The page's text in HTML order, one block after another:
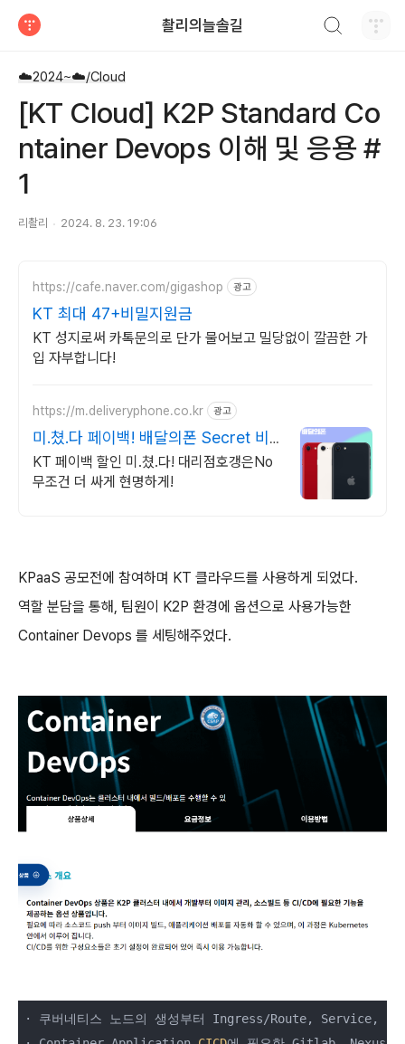
촬리의늘솔길
☁️2024~☁️/Cloud
[KT Cloud] K2P Standard Co
ntainer Devops 이해 및 응용 #
1
리촬리 2024. 8. 23. 19:06
https://cafe.naver.com/gigashop 광고
KT 최대 47+비밀지원금
KT 성지로써 카톡문의로 단가 물어보고 밀당없이 깔끔한 가
입 자부합니다!
https://m.deliveryphone.co.kr 광고
미.쳤.다 페이백! 배달의폰 Secret 비
밀지원금!
KT 페이백 할인 미.쳤.다! 대리점호갱은No
무조건 더 싸게 현명하게!
KPaaS 공모전에 참여하며 KT 클라우드를 사용하게 되었다.
역할 분담을 통해, 팀원이 K2P 환경에 옵션으로 사용가능한
Container Devops 를 세팅해주었다.
· 쿠버네티스 노드의 생성부터 Ingress/Route, Service, PV